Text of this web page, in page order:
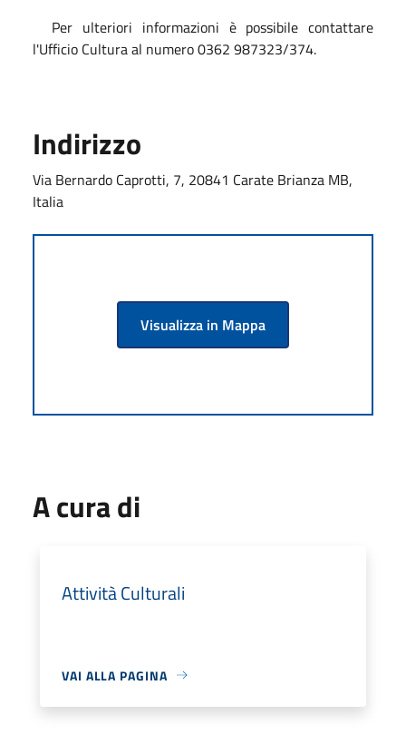
Per ulteriori informazioni è possibile contattare
l'Ufficio Cultura al numero 0362 987323/374.
Indirizzo
Via Bernardo Caprotti, 7, 20841 Carate Brianza MB,
Italia
Visualizza in Mappa
A cura di
Attività Culturali
VAI ALLA PAGINA